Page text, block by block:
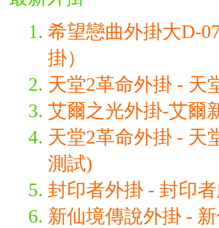
希望戀曲外掛大D-
掛）
天堂2革命外掛 - 天
艾爾之光外掛-艾爾
天堂2革命外掛 - 天
測試)
封印者外掛 - 封印
新仙境傳說外掛 -